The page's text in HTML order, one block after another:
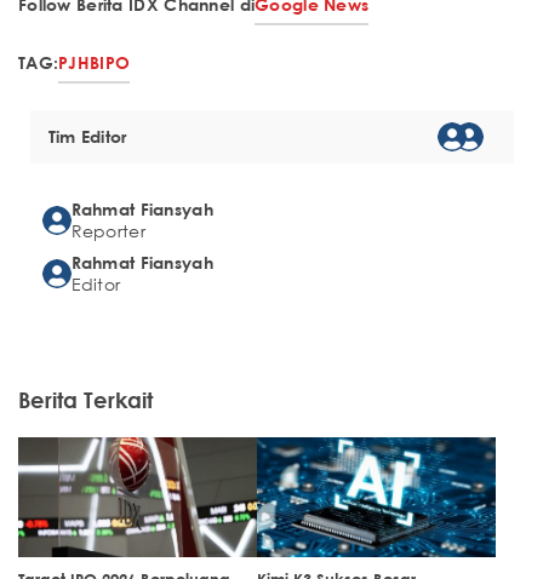
TAG:PJHBIPO
Tim Editor
Rahmat Fiansyah
Reporter
Rahmat Fiansyah
Editor
Berita Terkait